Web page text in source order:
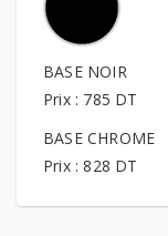
BASE NOIR
Prix : 785 DT
BASE CHROME
Prix : 828 DT